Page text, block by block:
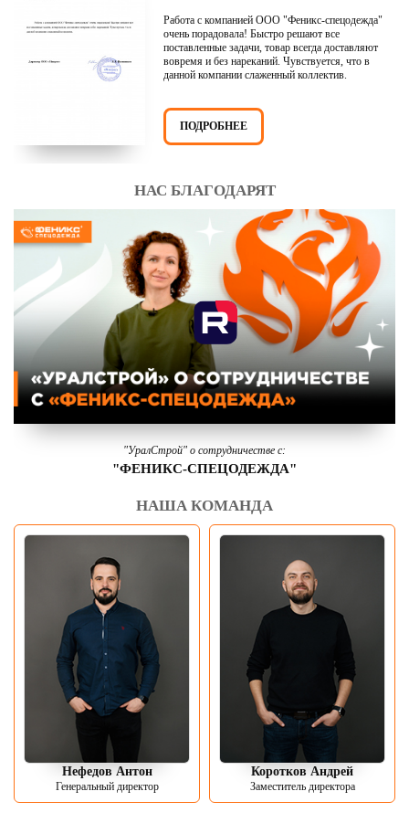
Работа с компанией ООО "Феникс-спецодежда"
очень порадовала! Быстро решают все
поставленные задачи, товар всегда доставляют
вовремя и без нареканий. Чувствуется, что в
данной компании слаженный коллектив.
ПОДРОБНЕЕ
НАС БЛАГОДАРЯТ
"УралСтрой" о сотрудничестве с:
"ФЕНИКС-СПЕЦОДЕЖДА"
НАША КОМАНДА
Нефедов Антон
Генеральный директор
Коротков Андрей
Заместитель директора